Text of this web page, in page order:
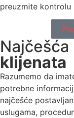
preuzmite kontrolu
Najčešća
klijenata
Razumemo da
potrebne
najčešće
uslugama,